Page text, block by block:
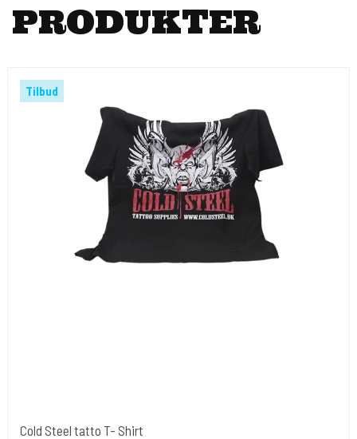
PRODUKTER
Tilbud
Cold Steel tatto T- Shirt